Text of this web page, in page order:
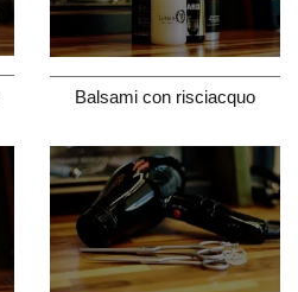
Balsami con risciacquo